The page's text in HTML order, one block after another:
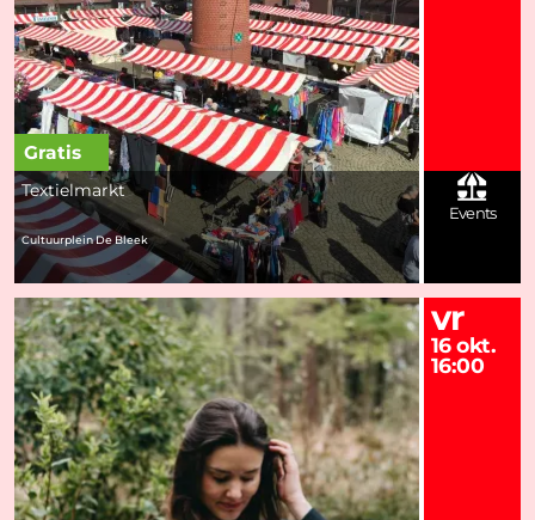
Textielmarkt
Cultuurplein De Bleek
Events
Gratis
vr
16 okt.
16:00